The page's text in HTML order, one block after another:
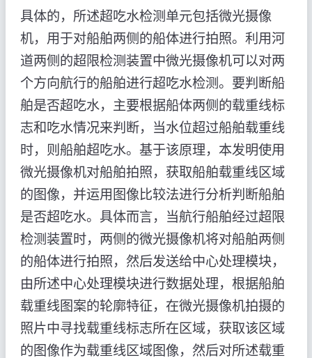
具体的，所述超吃水检测单元包括微光摄像
机，用于对船舶两侧的船体进行拍照。利用河
道两侧的超限检测装置中微光摄像机可以对两
个方向航行的船舶进行超吃水检测。要判断船
舶是否超吃水，主要根据船体两侧的载重线标
志和吃水情况来判断，当水位超过船舶载重线
时，则船舶超吃水。基于该原理，本发明使用
微光摄像机对船舶拍照，获取船舶载重线区域
的图像，并运用图像比较法进行分析判断船舶
是否超吃水。具体而言，当航行船舶经过超限
检测装置时，两侧的微光摄像机将对船舶两侧
的船体进行拍照，然后发送给中心处理模块，
由所述中心处理模块进行数据处理，根据船舶
载重线图案的轮廓特征，在微光摄像机拍摄的
照片中寻找载重线标志所在区域，获取该区域
的图像作为载重线区域图像，然后对所述载重